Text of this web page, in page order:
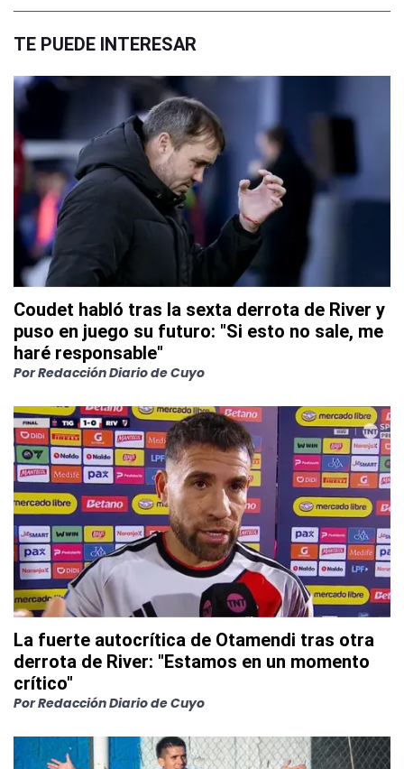
TE PUEDE INTERESAR
Coudet habló tras la sexta derrota de River y
puso en juego su futuro: "Si esto no sale, me
haré responsable"
PorRedacción Diario de Cuyo
La fuerte autocrítica de Otamendi tras otra
derrota de River: "Estamos en un momento
crítico"
PorRedacción Diario de Cuyo